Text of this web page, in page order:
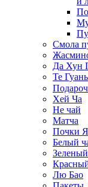
Смола
Да Хун
Те
Хей Ча
Не чай
Матча
Почки
Белый
Лю Бао